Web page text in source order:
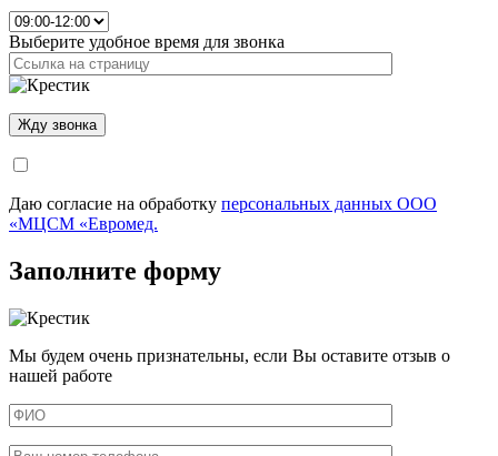
Выберите удобное время для звонка
Даю согласие на обработку персональных данных ООО
«МЦСМ «Евромед.
Заполните форму
Мы будем очень признательны, если Вы оставите отзыв о
нашей работе